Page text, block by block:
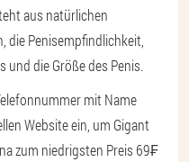
aus natürlichen
Penisempfindlichkeit,
und die Größe des Penis.
mit Name
Website ein, um Gigant
zum niedrigsten Preis 69₣